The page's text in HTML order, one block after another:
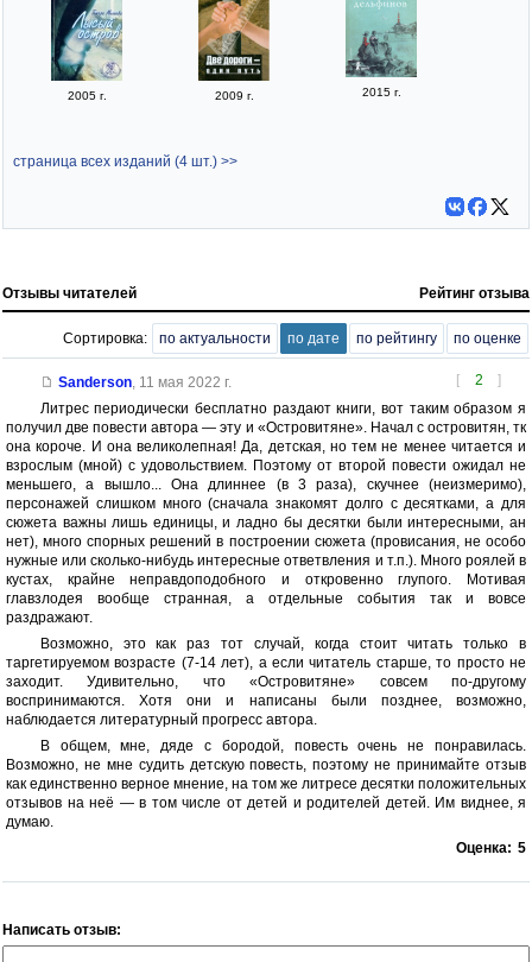
2005 г. 2009 г. 2015 г.
страница всех изданий (4 шт.) >>
Отзывы читателей Рейтинг отзыва
Сортировка: по актуальности по дате по рейтингу по оценке
[ 2 ]
Sanderson, 11 мая 2022 г.
Литрес периодически бесплатно раздают книги, вот таким образом я
получил две повести автора — эту и «Островитяне». Начал с островитян, тк
она короче. И она великолепная! Да, детская, но тем не менее читается и
взрослым (мной) с удовольствием. Поэтому от второй повести ожидал не
меньшего, а вышло... Она длиннее (в 3 раза), скучнее (неизмеримо),
персонажей слишком много (сначала знакомят долго с десятками, а для
сюжета важны лишь единицы, и ладно бы десятки были интересными, ан
нет), много спорных решений в построении сюжета (провисания, не особо
нужные или сколько-нибудь интересные ответвления и т.п.). Много роялей в
кустах, крайне неправдоподобного и откровенно глупого. Мотивая
главзлодея вообще странная, а отдельные события так и вовсе
раздражают.
Возможно, это как раз тот случай, когда стоит читать только в
таргетируемом возрасте (7-14 лет), а если читатель старше, то просто не
заходит. Удивительно, что «Островитяне» совсем по-другому
воспринимаются. Хотя они и написаны были позднее, возможно,
наблюдается литературный прогресс автора.
В общем, мне, дяде с бородой, повесть очень не понравилась.
Возможно, не мне судить детскую повесть, поэтому не принимайте отзыв
как единственно верное мнение, на том же литресе десятки положительных
отзывов на неё — в том числе от детей и родителей детей. Им виднее, я
думаю.
Оценка: 5
Написать отзыв: